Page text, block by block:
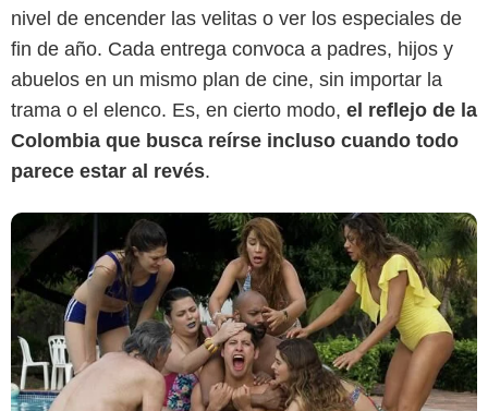
nivel de encender las velitas o ver los especiales de
fin de año. Cada entrega convoca a padres, hijos y
abuelos en un mismo plan de cine, sin importar la
trama o el elenco. Es, en cierto modo, el reflejo de la
Colombia que busca reírse incluso cuando todo
parece estar al revés.